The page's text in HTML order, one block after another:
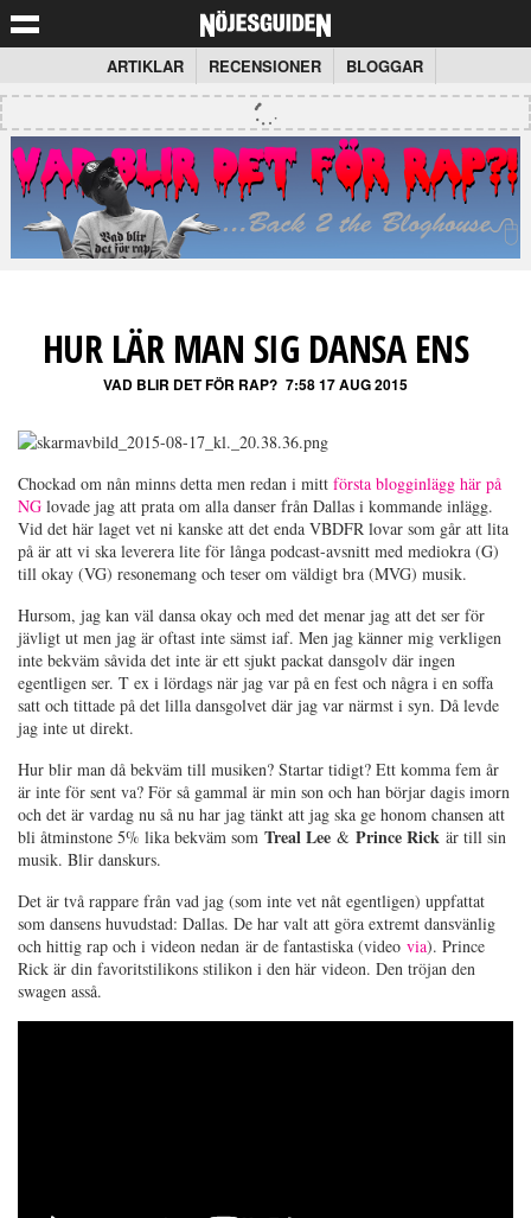
ARTIKLAR RECENSIONER BLOGGAR
HUR LÄR MAN SIG DANSA ENS
VAD BLIR DET FÖR RAP? 7:58 17 AUG 2015
Chockad om nån minns detta men redan i mitt första blogginlägg här på
NG lovade jag att prata om alla danser från Dallas i kommande inlägg.
Vid det här laget vet ni kanske att det enda VBDFR lovar som går att lita
på är att vi ska leverera lite för långa podcast-avsnitt med mediokra (G)
till okay (VG) resonemang och teser om väldigt bra (MVG) musik.
Hursom, jag kan väl dansa okay och med det menar jag att det ser för
jävligt ut men jag är oftast inte sämst iaf. Men jag känner mig verkligen
inte bekväm såvida det inte är ett sjukt packat dansgolv där ingen
egentligen ser. T ex i lördags när jag var på en fest och några i en soffa
satt och tittade på det lilla dansgolvet där jag var närmst i syn. Då levde
jag inte ut direkt.
Hur blir man då bekväm till musiken? Startar tidigt? Ett komma fem år
är inte för sent va? För så gammal är min son och han börjar dagis imorn
och det är vardag nu så nu har jag tänkt att jag ska ge honom chansen att
bli åtminstone 5% lika bekväm som Treal Lee & Prince Rick är till sin
musik. Blir danskurs.
Det är två rappare från vad jag (som inte vet nåt egentligen) uppfattat
som dansens huvudstad: Dallas. De har valt att göra extremt dansvänlig
och hittig rap och i videon nedan är de fantastiska (video via). Prince
Rick är din favoritstilikons stilikon i den här videon. Den tröjan den
swagen asså.